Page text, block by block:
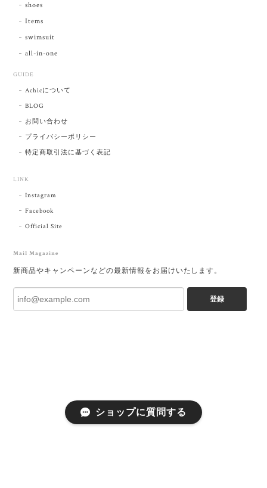
shoes
Items
swimsuit
all-in-one
GUIDE
Achicについて
BLOG
お問い合わせ
プライバシーポリシー
特定商取引法に基づく表記
LINK
Instagram
Facebook
Official Site
Mail Magazine
新商品やキャンペーンなどの最新情報をお届けいたします。
登録
ショップに質問する